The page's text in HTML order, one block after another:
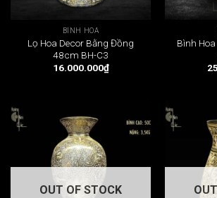
BÌNH HOA
Lọ Hoa Decor Bằng Đồng
48cm BH-C3
16.000.000₫
Bình
OUT OF STOCK